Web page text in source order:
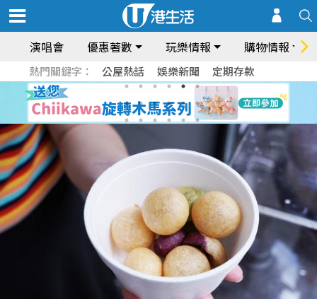
演唱會 優惠著數 玩樂情報 購物情報
熱門關鍵字： 公屋熱話 娛樂新聞 定期存款